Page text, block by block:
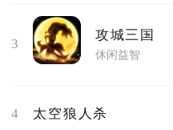
3
攻城三国
休闲益智
4 太空狼人杀